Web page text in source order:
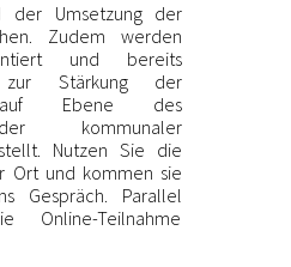
der Umsetzung der
Zudem werden
und bereits
zur Stärkung der
auf Ebene des
kommunaler
Nutzen Sie die
Ort und kommen sie
Gespräch. Parallel
Teilnahme